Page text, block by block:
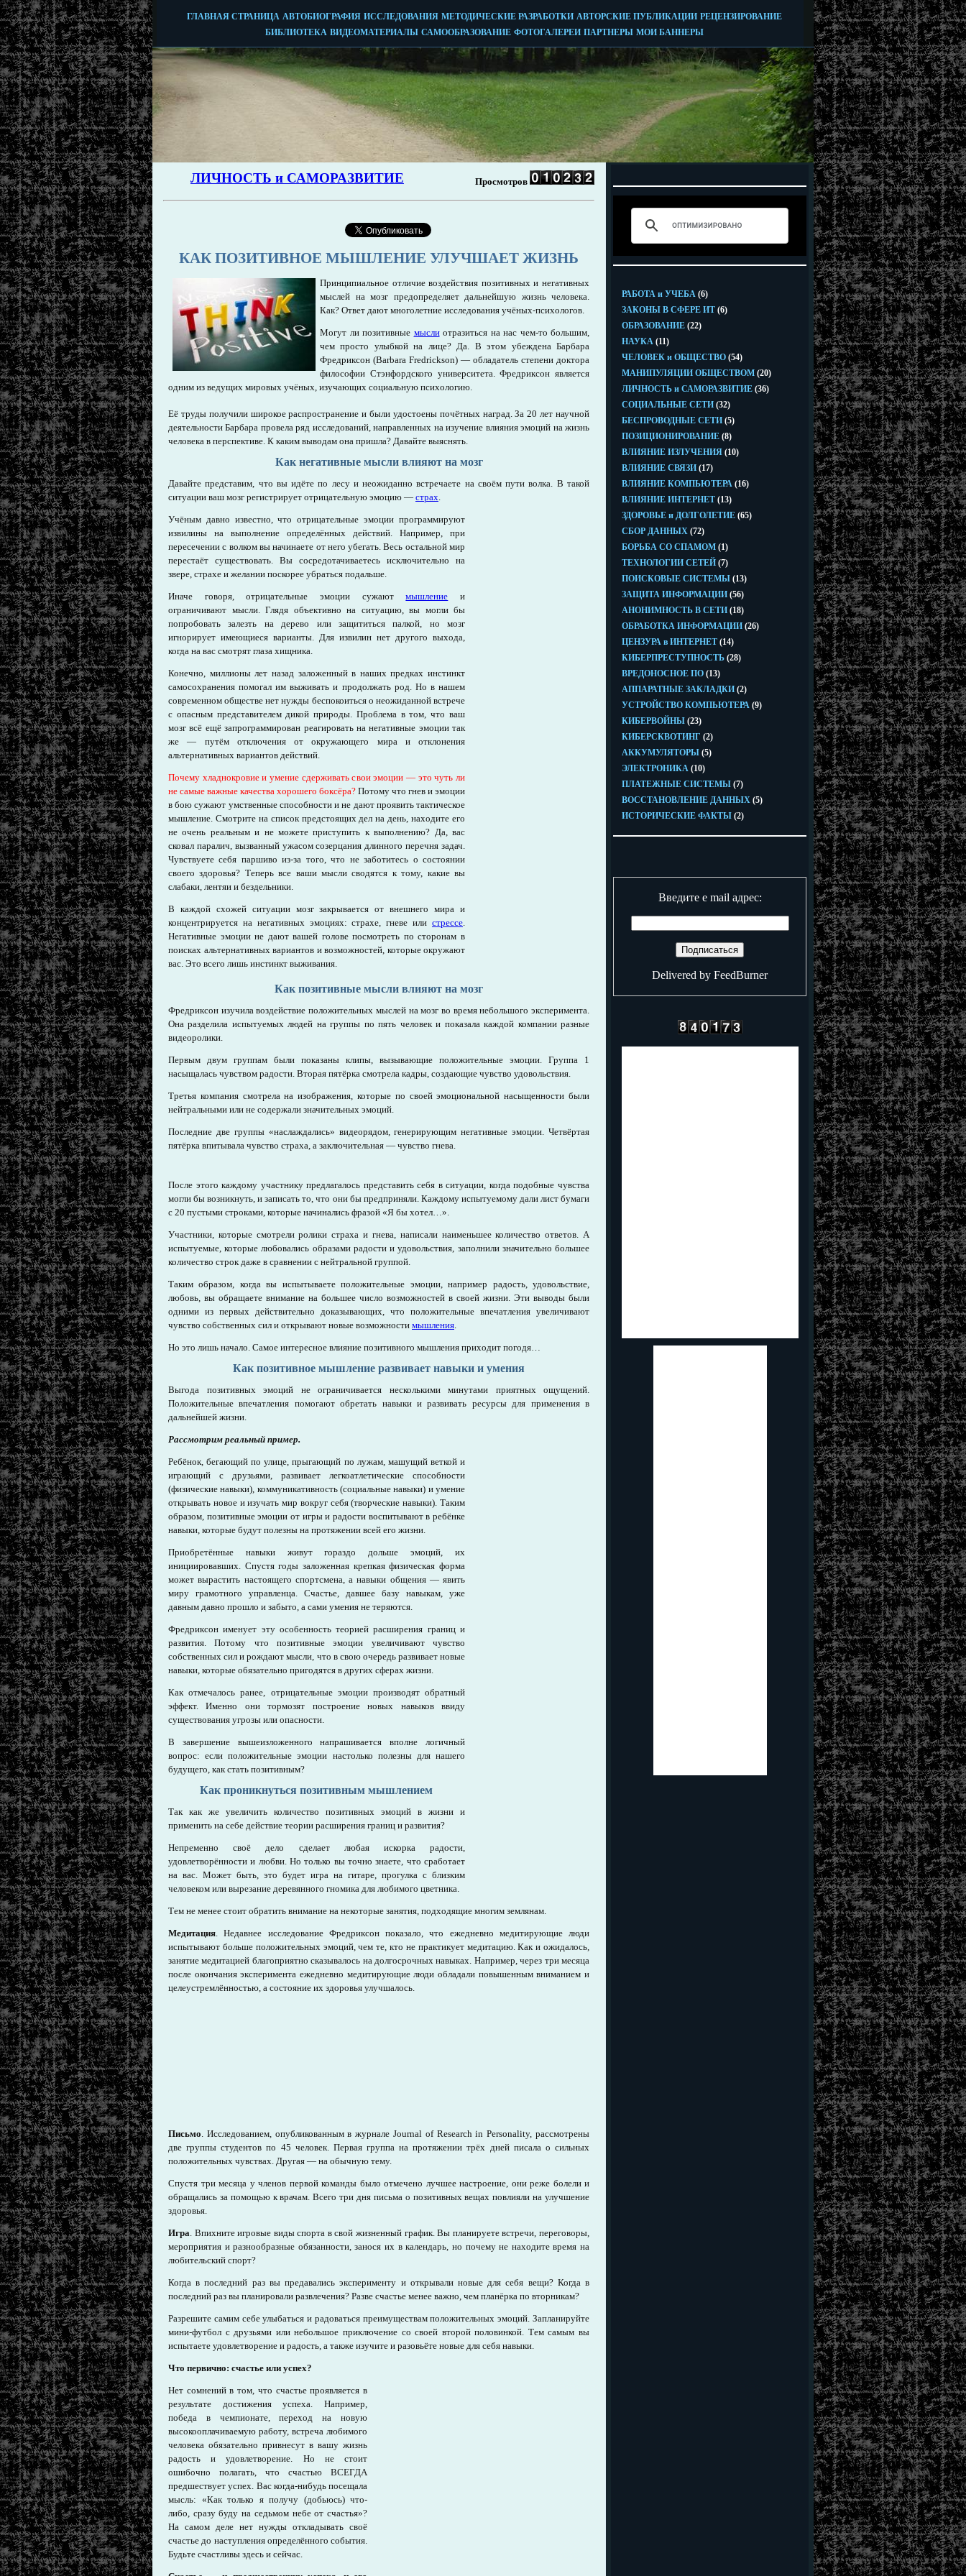
КАК ПОЗИТИВНОЕ МЫШЛЕНИЕ УЛУЧШАЕТ ЖИЗНЬ
Принципиальное отличие воздействия позитивных и негативных
мыслей на мозг предопределяет дальнейшую жизнь человека.
Как? Ответ дают многолетние исследования учёных-психологов.
Могут ли позитивные мыслиотразиться на нас чем-то большим,
чем просто улыбкой на лице? Да. В этом убеждена Барбара
Фредриксон (Barbara Fredrickson) — обладатель степени доктора
философии Стэнфордского университета. Фредриксон является
одним из ведущих мировых учёных, изучающих социальную психологию.
Её труды получили широкое распространение и были удостоены почётных наград. За 20 лет научной
деятельности Барбара провела ряд исследований, направленных на изучение влияния эмоций на жизнь
человека в перспективе. К каким выводам она пришла? Давайте выяснять.
Как негативные мысли влияют на мозг
Давайте представим, что вы идёте по лесу и неожиданно встречаете на своём пути волка. В такой
ситуации ваш мозг регистрирует отрицательную эмоцию — страх.
Учёным давно известно, что отрицательные эмоции программируют
извилины на выполнение определённых действий. Например, при
пересечении с волком вы начинаете от него убегать. Весь остальной мир
перестаёт существовать. Вы сосредотачиваетесь исключительно на
звере, страхе и желании поскорее убраться подальше.
Иначе говоря, отрицательные эмоции сужаютмышление и
ограничивают мысли. Глядя объективно на ситуацию, вы могли бы
попробовать залезть на дерево или защититься палкой, но мозг
игнорирует имеющиеся варианты. Для извилин нет другого выхода,
когда на вас смотрят глаза хищника.
Конечно, миллионы лет назад заложенный в наших предках инстинкт
самосохранения помогал им выживать и продолжать род. Но в нашем
современном обществе нет нужды беспокоиться о неожиданной встрече
с опасным представителем дикой природы. Проблема в том, что ваш
мозг всё ещё запрограммирован реагировать на негативные эмоции так
же — путём отключения от окружающего мира и отклонения
альтернативных вариантов действий.
Почему хладнокровие и умение сдерживать свои эмоции — это чуть ли
не самые важные качества хорошего боксёра? Потому что гнев и эмоции
в бою сужают умственные способности и не дают проявить тактическое
мышление. Смотрите на список предстоящих дел на день, находите его
не очень реальным и не можете приступить к выполнению? Да, вас
сковал паралич, вызванный ужасом созерцания длинного перечня задач.
Чувствуете себя паршиво из-за того, что не заботитесь о состоянии
своего здоровья? Теперь все ваши мысли сводятся к тому, какие вы
слабаки, лентяи и бездельники.
В каждой схожей ситуации мозг закрывается от внешнего мира и
концентрируется на негативных эмоциях: страхе, гневе или стрессе.
Негативные эмоции не дают вашей голове посмотреть по сторонам в
поисках альтернативных вариантов и возможностей, которые окружают
вас. Это всего лишь инстинкт выживания.
Как позитивные мысли влияют на мозг
Фредриксон изучила воздействие положительных мыслей на мозг во время небольшого эксперимента.
Она разделила испытуемых людей на группы по пять человек и показала каждой компании разные
видеоролики.
Первым двум группам были показаны клипы, вызывающие положительные эмоции. Группа 1
насыщалась чувством радости. Вторая пятёрка смотрела кадры, создающие чувство удовольствия.
Третья компания смотрела на изображения, которые по своей эмоциональной насыщенности были
нейтральными или не содержали значительных эмоций.
Последние две группы «наслаждались» видеорядом, генерирующим негативные эмоции. Четвёртая
пятёрка впитывала чувство страха, а заключительная — чувство гнева.
После этого каждому участнику предлагалось представить себя в ситуации, когда подобные чувства
могли бы возникнуть, и записать то, что они бы предприняли. Каждому испытуемому дали лист бумаги
с 20 пустыми строками, которые начинались фразой «Я бы хотел…».
Участники, которые смотрели ролики страха и гнева, написали наименьшее количество ответов. А
испытуемые, которые любовались образами радости и удовольствия, заполнили значительно большее
количество строк даже в сравнении с нейтральной группой.
Таким образом, когда вы испытываете положительные эмоции, например радость, удовольствие,
любовь, вы обращаете внимание на большее число возможностей в своей жизни. Эти выводы были
одними из первых действительно доказывающих, что положительные впечатления увеличивают
чувство собственных сил и открывают новые возможности мышления.
Но это лишь начало. Самое интересное влияние позитивного мышления приходит погодя…
Как позитивное мышление развивает навыки и умения
Выгода позитивных эмоций не ограничивается несколькими минутами приятных ощущений.
Положительные впечатления помогают обретать навыки и развивать ресурсы для применения в
дальнейшей жизни.
Рассмотрим реальный пример.
Ребёнок, бегающий по улице, прыгающий по лужам, машущий веткой и
играющий с друзьями, развивает легкоатлетические способности
(физические навыки), коммуникативность (социальные навыки) и умение
открывать новое и изучать мир вокруг себя (творческие навыки). Таким
образом, позитивные эмоции от игры и радости воспитывают в ребёнке
навыки, которые будут полезны на протяжении всей его жизни.
Приобретённые навыки живут гораздо дольше эмоций, их
инициировавших. Спустя годы заложенная крепкая физическая форма
может вырастить настоящего спортсмена, а навыки общения — явить
миру грамотного управленца. Счастье, давшее базу навыкам, уже
давным давно прошло и забыто, а сами умения не теряются.
Фредриксон именует эту особенность теорией расширения границ и
развития. Потому что позитивные эмоции увеличивают чувство
собственных сил и рождают мысли, что в свою очередь развивает новые
навыки, которые обязательно пригодятся в других сферах жизни.
Как отмечалось ранее, отрицательные эмоции производят обратный
эффект. Именно они тормозят построение новых навыков ввиду
существования угрозы или опасности.
В завершение вышеизложенного напрашивается вполне логичный
вопрос: если положительные эмоции настолько полезны для нашего
будущего, как стать позитивным?
Как проникнуться позитивным мышлением
Так как же увеличить количество позитивных эмоций в жизни и
применить на себе действие теории расширения границ и развития?
Непременно своё дело сделает любая искорка радости,
удовлетворённости и любви. Но только вы точно знаете, что сработает
на вас. Может быть, это будет игра на гитаре, прогулка с близким
человеком или вырезание деревянного гномика для любимого цветника.
Тем не менее стоит обратить внимание на некоторые занятия, подходящие многим землянам.
Медитация. Недавнее исследование Фредриксон показало, что ежедневно медитирующие люди
испытывают больше положительных эмоций, чем те, кто не практикует медитацию. Как и ожидалось,
занятие медитацией благоприятно сказывалось на долгосрочных навыках. Например, через три месяца
после окончания эксперимента ежедневно медитирующие люди обладали повышенным вниманием и
целеустремлённостью, а состояние их здоровья улучшалось.
Письмо. Исследованием, опубликованным в журнале Journal of Research in Personality, рассмотрены
две группы студентов по 45 человек. Первая группа на протяжении трёх дней писала о сильных
положительных чувствах. Другая — на обычную тему.
Спустя три месяца у членов первой команды было отмечено лучшее настроение, они реже болели и
обращались за помощью к врачам. Всего три дня письма о позитивных вещах повлияли на улучшение
здоровья.
Игра. Впихните игровые виды спорта в свой жизненный график. Вы планируете встречи, переговоры,
мероприятия и разнообразные обязанности, занося их в календарь, но почему не находите время на
любительский спорт?
Когда в последний раз вы предавались эксперименту и открывали новые для себя вещи? Когда в
последний раз вы планировали развлечения? Разве счастье менее важно, чем планёрка по вторникам?
Разрешите самим себе улыбаться и радоваться преимуществам положительных эмоций. Запланируйте
мини-футбол с друзьями или небольшое приключение со своей второй половинкой. Тем самым вы
испытаете удовлетворение и радость, а также изучите и разовьёте новые для себя навыки.
Что первично: счастье или успех?
Нет сомнений в том, что счастье проявляется в
результате достижения успеха. Например,
победа в чемпионате, переход на новую
высокооплачиваемую работу, встреча любимого
человека обязательно привнесут в вашу жизнь
радость и удовлетворение. Но не стоит
ошибочно полагать, что счастью ВСЕГДА
предшествует успех. Вас когда-нибудь посещала
мысль: «Как только я получу (добьюсь) что-
либо, сразу буду на седьмом небе от счастья»?
На самом деле нет нужды откладывать своё
счастье до наступления определённого события.
Будьте счастливы здесь и сейчас.